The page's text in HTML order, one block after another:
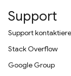
Support
Support
Stack Overflow
Google Group